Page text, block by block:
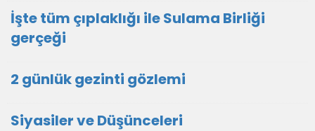
İşte tüm çıplaklığı ile Sulama Birliği
gerçeği
2 günlük gezinti gözlemi
Siyasiler ve Düşünceleri